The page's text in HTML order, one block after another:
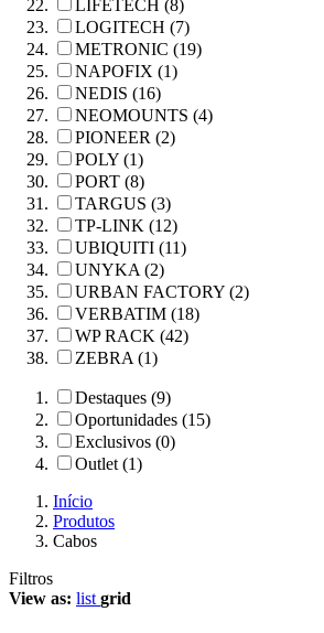
LIFETECH (8)
LOGITECH (7)
METRONIC (19)
NAPOFIX (1)
NEDIS (16)
NEOMOUNTS (4)
PIONEER (2)
POLY (1)
PORT (8)
TARGUS (3)
TP-LINK (12)
UBIQUITI (11)
UNYKA (2)
URBAN FACTORY (2)
VERBATIM (18)
WP RACK (42)
ZEBRA (1)
Destaques (9)
Oportunidades (15)
Exclusivos (0)
Outlet (1)
Início
Produtos
Cabos
Filtros
View as: list grid